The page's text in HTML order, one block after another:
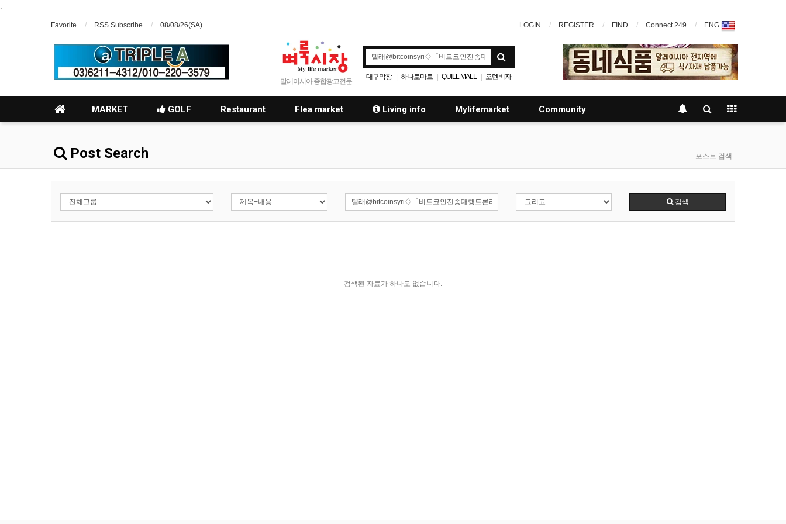
.
Favorite RSS Subscribe 08/08/26(SA) LOGIN REGISTER FIND Connect 249 ENG
말레이시아 종합광고전문
대구막창 | 하나로마트 | QUILL MALL | 오덴비자
MARKET GOLF Restaurant Flea market Living info Mylifemarket Community
Post Search 포스트 검색
검색
검색된 자료가 하나도 없습니다.